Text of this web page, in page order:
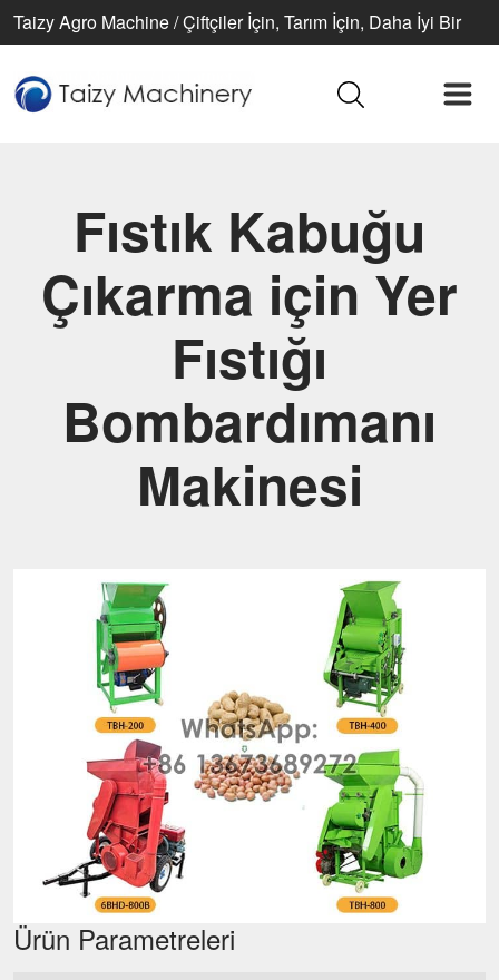
Taizy Agro Machine / Çiftçiler İçin, Tarım İçin, Daha İyi Bir
Fıstık Kabuğu
Çıkarma için Yer
Fıstığı
Bombardımanı
Makinesi
Ürün Parametreleri